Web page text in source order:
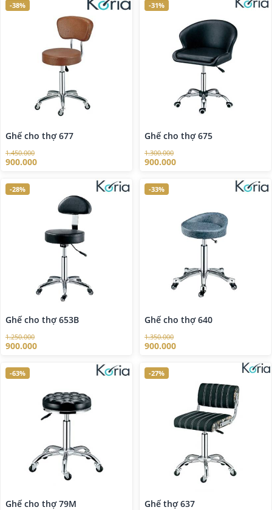
-38%
Ghế cho thợ 677
1.450.000
900.000
-31%
Ghế cho thợ 675
1.300.000
900.000
-28%
Ghế cho thợ 653B
1.250.000
900.000
-33%
Ghế cho thợ 640
1.350.000
900.000
-63%
Ghế cho thợ 79M
-27%
Ghế thợ 637